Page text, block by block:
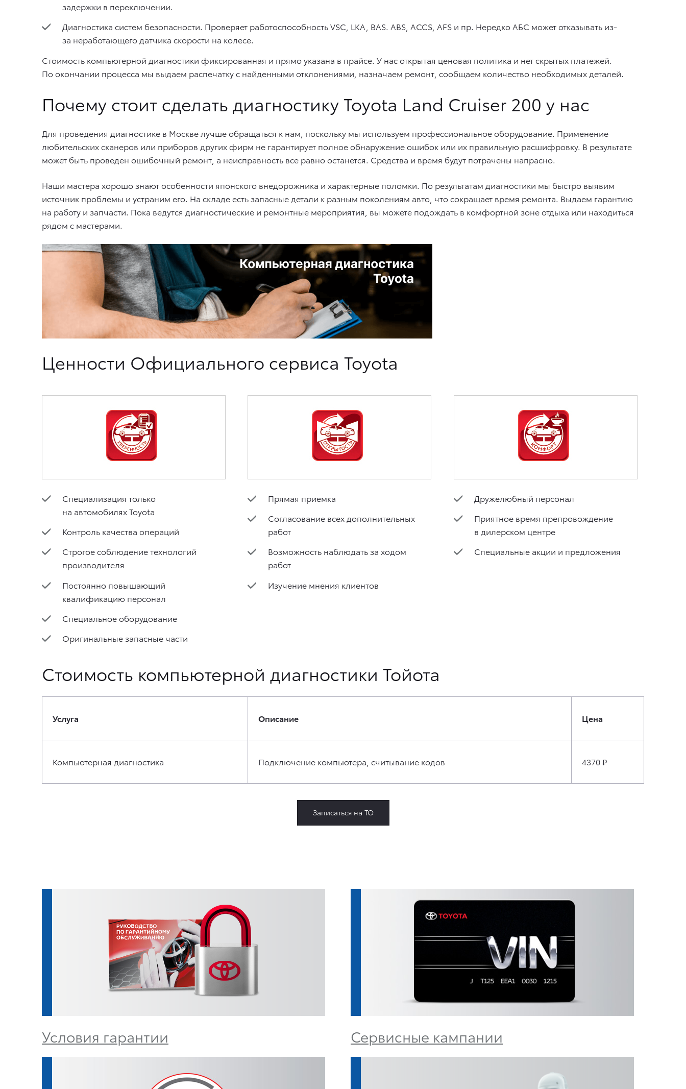
задержки в переключении.
Диагностика систем безопасности. Проверяет работоспособность VSC, LKA, BAS. ABS, ACCS, AFS и пр. Нередко АБС может отказывать из-
за неработающего датчика скорости на колесе.
Стоимость компьютерной диагностики фиксированная и прямо указана в прайсе. У нас открытая ценовая политика и нет скрытых платежей.
По окончании процесса мы выдаем распечатку с найденными отклонениями, назначаем ремонт, сообщаем количество необходимых деталей.
Почему стоит сделать диагностику Toyota Land Cruiser 200 у нас
Для проведения диагностике в Москве лучше обращаться к нам, поскольку мы используем профессиональное оборудование. Применение
любительских сканеров или приборов других фирм не гарантирует полное обнаружение ошибок или их правильную расшифровку. В результате
может быть проведен ошибочный ремонт, а неисправность все равно останется. Средства и время будут потрачены напрасно.
Наши мастера хорошо знают особенности японского внедорожника и характерные поломки. По результатам диагностики мы быстро выявим
источник проблемы и устраним его. На складе есть запасные детали к разным поколениям авто, что сокращает время ремонта. Выдаем гарантию
на работу и запчасти. Пока ведутся диагностические и ремонтные мероприятия, вы можете подождать в комфортной зоне отдыха или находиться
рядом с мастерами.
Ценности Официального сервиса Toyota
Специализация только
на автомобилях Toyota
Контроль качества операций
Строгое соблюдение технологий
производителя
Постоянно повышающий
квалификацию персонал
Специальное оборудование
Оригинальные запасные части
Прямая приемка
Согласование всех дополнительных
работ
Возможность наблюдать за ходом
работ
Изучение мнения клиентов
Дружелюбный персонал
Приятное время препровождение
в дилерском центре
Специальные акции и предложения
Стоимость компьютерной диагностики Тойота
Услуга Описание Цена
Компьютерная диагностика Подключение компьютера, считывание кодов 4370 ₽
Записаться на ТО
Условия гарантии Сервисные кампании